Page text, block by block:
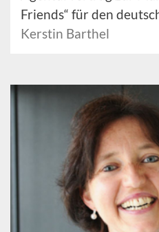
Friends“ für den
Kerstin Barthel